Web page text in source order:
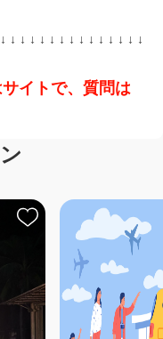
↓ ↓ ↓ ↓ ↓ ↓ ↓ ↓ ↓ ↓ ↓ ↓ ↓ ↓
イトで、質問は